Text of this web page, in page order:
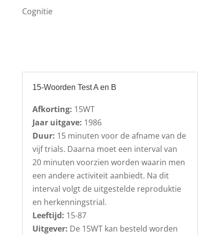
Cognitie
15-Woorden Test A en B
Afkorting: 15WT
Jaar uitgave: 1986
Duur: 15 minuten voor de afname van de
vijf trials. Daarna moet een interval van
20 minuten voorzien worden waarin men
een andere activiteit aanbiedt. Na dit
interval volgt de uitgestelde reproduktie
en herkenningstrial.
Leeftijd: 15-87
Uitgever: De 15WT kan besteld worden